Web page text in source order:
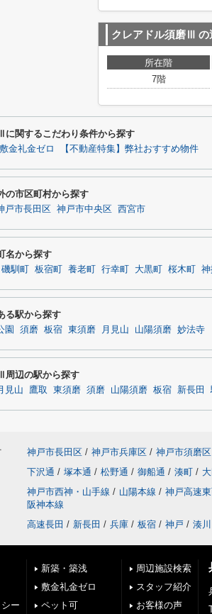
クレアドル須磨Ⅲ の
所在階
7階
に関するこだわり条件から探す
金礼金ゼロ 【不動産特集】弊社おすすめ物件
の市区町村から探す
戸市長田区 神戸市中央区 西宮市
名から探す
磯馴町 板宿町 養老町 行幸町 大黒町 桜木町 神
る駅から探す
園 須磨 板宿 東須磨 月見山 山陽須磨 妙法寺
周辺の駅から探す
見山 鷹取 東須磨 須磨 山陽須磨 板宿 新長田
神戸市長田区 / 神戸市兵庫区 / 神戸市須磨区
下沢通 / 塚本通 / 松野通 / 御船通 / 湊町 /
神戸市西神・山手線 / 山陽本線 / 神戸高速
阪神本線
高速長田 / 新長田 / 兵庫 / 板宿 / 神戸 / 湊川
ー
新築・築浅
敷金礼金ゼロ
ペット可
周辺施設検索
スタッフ紹介
お客様の声